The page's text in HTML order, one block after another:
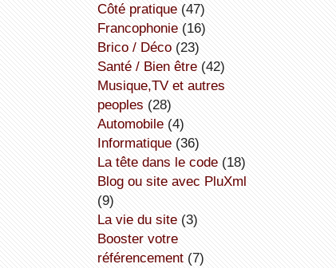
côté pratique(47)
Francophonie(16)
Brico / Déco(23)
Santé / Bien être(42)
Musique,TV et autres
peoples (28)
Automobile(4)
informatique(36)
la tête dans le code(18)
Blog ou site avec PluXml
(9)
la vie du site(3)
booster votre
référencement(7)